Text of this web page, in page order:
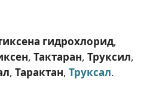
гидрохлорид,
, Тактаран, Труксил,
, Тарактан, Труксал.